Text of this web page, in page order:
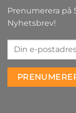
Prenumerera på
Nyhetsbrev!